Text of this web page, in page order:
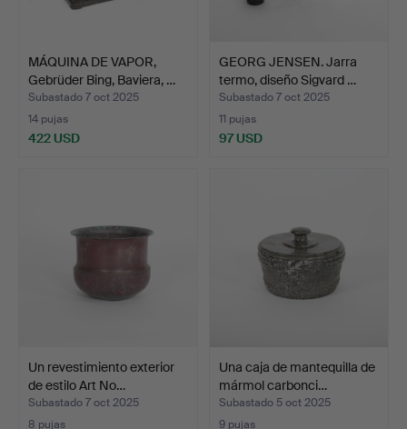
MÁQUINA DE VAPOR,
Gebrüder Bing, Baviera, …
Subastado 7 oct 2025
14 pujas
422 USD
GEORG JENSEN. Jarra
termo, diseño Sigvard …
Subastado 7 oct 2025
11 pujas
97 USD
Un revestimiento exterior
de estilo Art No…
Subastado 7 oct 2025
8 pujas
Una caja de mantequilla de
mármol carbonci…
Subastado 5 oct 2025
9 pujas